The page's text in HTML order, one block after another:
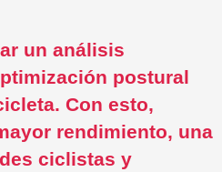
un análisis
postural
Con esto,
rendimiento, una
ciclistas y